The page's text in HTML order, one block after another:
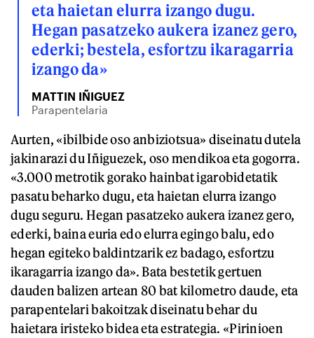
eta haietan elurra izango dugu.
Hegan pasatzeko aukera izanez gero,
ederki; bestela, esfortzu ikaragarria
izango da»
MATTIN IÑIGUEZ
Parapentelaria
Aurten, «ibilbide oso anbiziotsua» diseinatu dutela
jakinarazi du Iñiguezek, oso mendikoa eta gogorra.
«3.000 metrotik gorako hainbat igarobidetatik
pasatu beharko dugu, eta haietan elurra izango
dugu seguru. Hegan pasatzeko aukera izanez gero,
ederki, baina euria edo elurra egingo balu, edo
hegan egiteko baldintzarik ez badago, esfortzu
ikaragarria izango da». Bata bestetik gertuen
dauden balizen artean 80 bat kilometro daude, eta
parapentelari bakoitzak diseinatu behar du
haietara iristeko bidea eta estrategia. «Pirinioen